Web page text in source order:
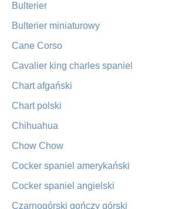
Bulterier
Bulterier miniaturowy
Cane Corso
Cavalier king charles spaniel
Chart afgański
Chart polski
Chihuahua
Chow Chow
Cocker spaniel amerykański
Cocker spaniel angielski
Czarnogórski gończy górski